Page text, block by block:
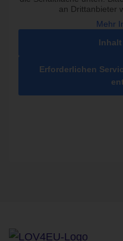
an Drittanbieter
Mehr
Erforderlichen